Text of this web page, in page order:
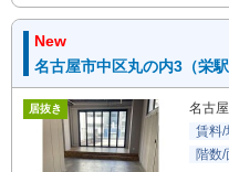
New
名古屋市中区丸の内3（栄
居抜き 名古
賃料/
階数